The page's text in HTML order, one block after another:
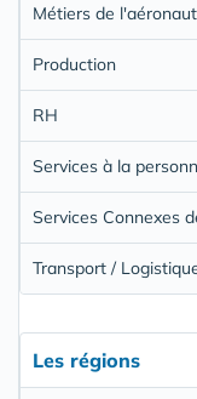
Métiers de
Production
RH
Services à la
Services Connexes
Transport /
Les régions